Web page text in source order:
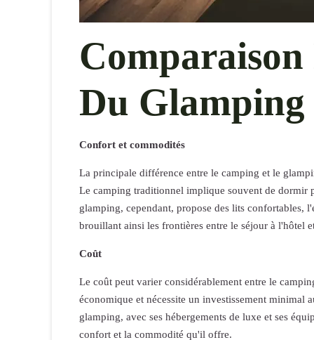
Du Glamping
Confort et commodités
La principale différence entre le camping et le
Le camping traditionnel implique souvent de dormir
glamping, cependant, propose des lits confortables,
brouillant ainsi les frontières entre le séjour à l'hôtel
Coût
Le coût peut varier considérablement entre le
économique et nécessite un investissement minimal
glamping, avec ses hébergements de luxe et ses
confort et la commodité qu'il offre.